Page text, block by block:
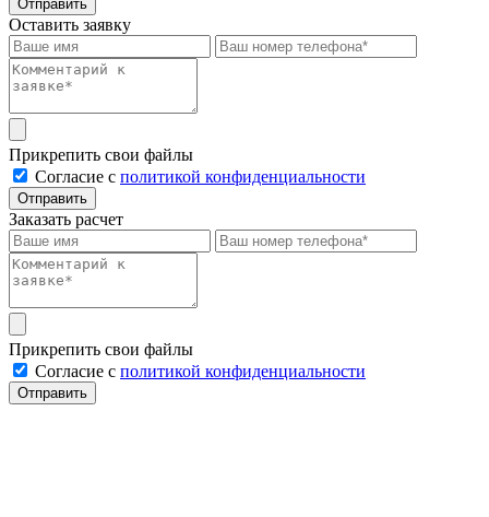
Отправить
Оставить заявку
Прикрепить свои файлы
Cогласие с политикой конфиденциальности
Отправить
Заказать расчет
Прикрепить свои файлы
Cогласие с политикой конфиденциальности
Отправить